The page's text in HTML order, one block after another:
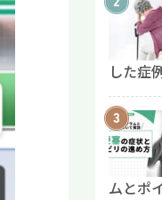
した症
ムとポ